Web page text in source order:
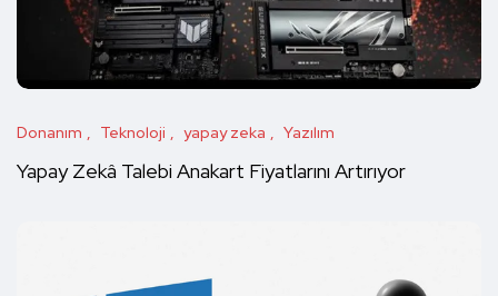
Donanım Teknoloji yapay zeka Yazılım
Yapay Zekâ Talebi Anakart Fiyatlarını Artırıyor